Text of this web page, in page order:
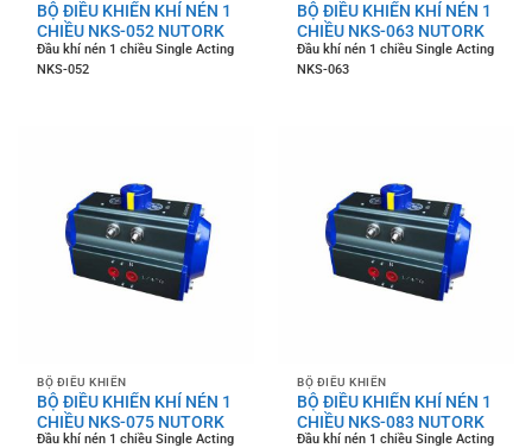
BỘ ĐIỀU KHIỂN KHÍ NÉN 1
CHIỀU NKS-052 NUTORK
Đầu khí nén 1 chiều Single Acting
NKS-052
BỘ ĐIỀU KHIỂN KHÍ NÉN 1
CHIỀU NKS-063 NUTORK
Đầu khí nén 1 chiều Single Acting
NKS-063
BỘ ĐIỀU KHIỂN
BỘ ĐIỀU KHIỂN KHÍ NÉN 1
CHIỀU NKS-075 NUTORK
Đầu khí nén 1 chiều Single Acting
BỘ ĐIỀU KHIỂN
BỘ ĐIỀU KHIỂN KHÍ NÉN 1
CHIỀU NKS-083 NUTORK
Đầu khí nén 1 chiều Single Acting